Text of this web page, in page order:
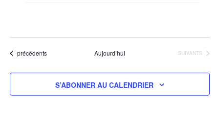
Évènements
précédents Aujourd’hui ÉVÈNEMENTS
SUIVANTS
S’ABONNER AU CALENDRIER